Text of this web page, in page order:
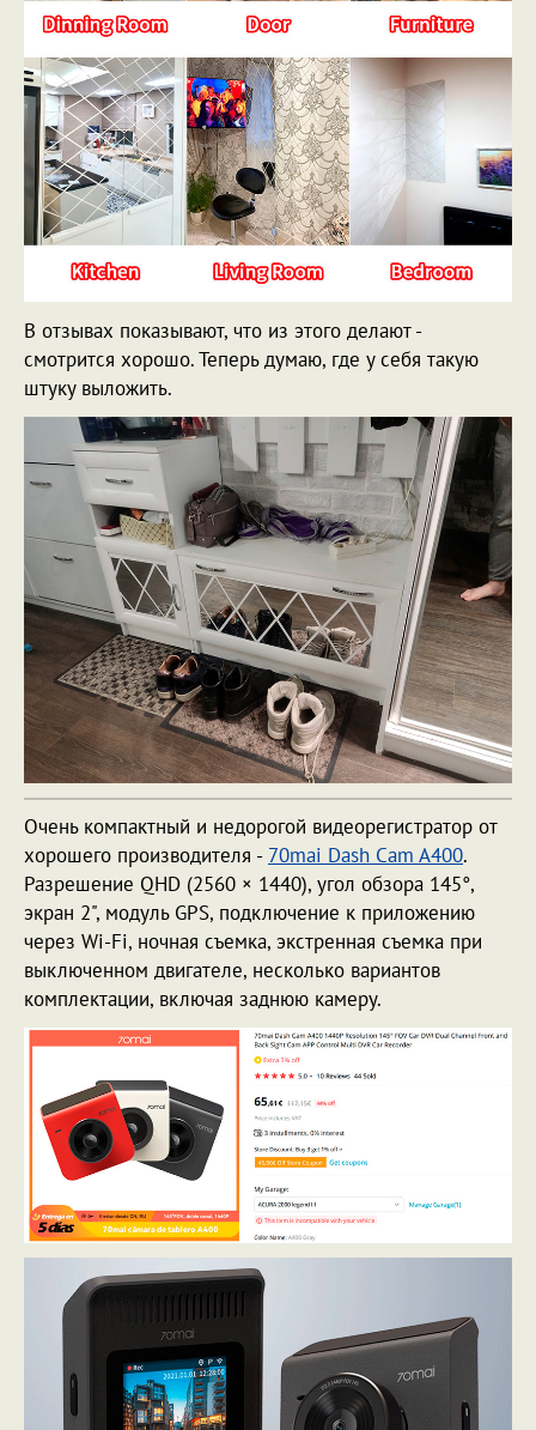
В отзывах показывают, что из этого делают -
смотрится хорошо. Теперь думаю, где у себя такую
штуку выложить.
Очень компактный и недорогой видеорегистратор от
хорошего производителя - 70mai Dash Cam A400.
Разрешение QHD (2560 × 1440), угол обзора 145°,
экран 2", модуль GPS, подключение к приложению
через Wi-Fi, ночная съемка, экстренная съемка при
выключенном двигателе, несколько вариантов
комплектации, включая заднюю камеру.